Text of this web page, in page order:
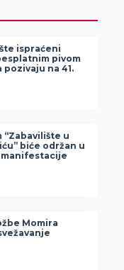
ispraćeni
pivom
pozivaju na 41.
“Zabavilište u
biće održan u
Momira